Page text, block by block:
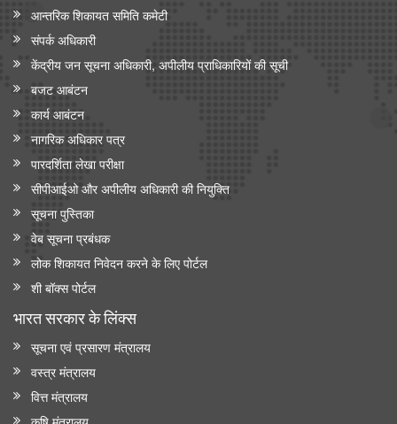
आन्‍तरिक शिकायत समिति कमेटी
संपर्क अधिकारी
केंद्रीय जन सूचना अधिकारी, अपीलीय प्राधिकारियों की सूची
बजट आबंटन
कार्य आबंटन
नागरिक अधिकार पत्र
पारदर्शिता लेखा परीक्षा
सीपीआईओ और अपी‍लीय अधिकारी की नियुक्ति
सूचना पुस्तिका
वेब सूचना प्रबंधक
लोक शिकायत निवेदन करने के लिए पोर्टल
शी बॉक्स पोर्टल
भारत सरकार के लिंक्‍स
सूचना एवं प्रसारण मंत्रालय
वस्त्र मंत्रालय
वित्त मंत्रालय